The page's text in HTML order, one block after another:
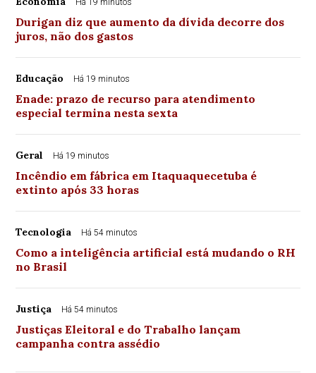
Há 19 minutos
Durigan diz que aumento da dívida decorre dos
juros, não dos gastos
Educação Há 19 minutos
Enade: prazo de recurso para atendimento
especial termina nesta sexta
Geral Há 19 minutos
Incêndio em fábrica em Itaquaquecetuba é
extinto após 33 horas
Tecnologia Há 54 minutos
Como a inteligência artificial está mudando o RH
no Brasil
Justiça Há 54 minutos
Justiças Eleitoral e do Trabalho lançam
campanha contra assédio